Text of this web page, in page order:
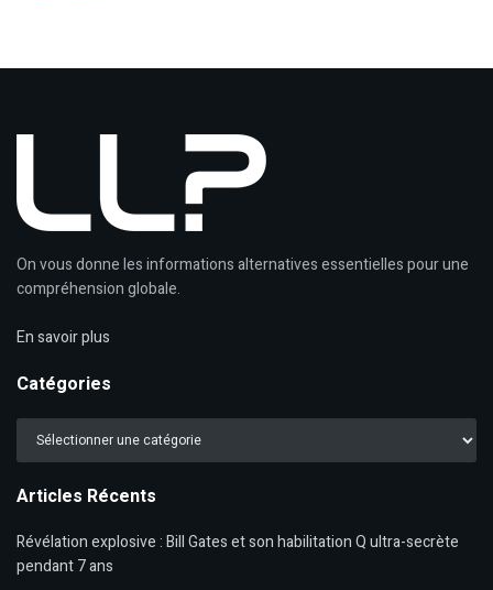
On vous donne les informations alternatives essentielles pour une
compréhension globale.
En savoir plus
Catégories
Catégories
Articles Récents
Révélation explosive : Bill Gates et son habilitation Q ultra-secrète
pendant 7 ans